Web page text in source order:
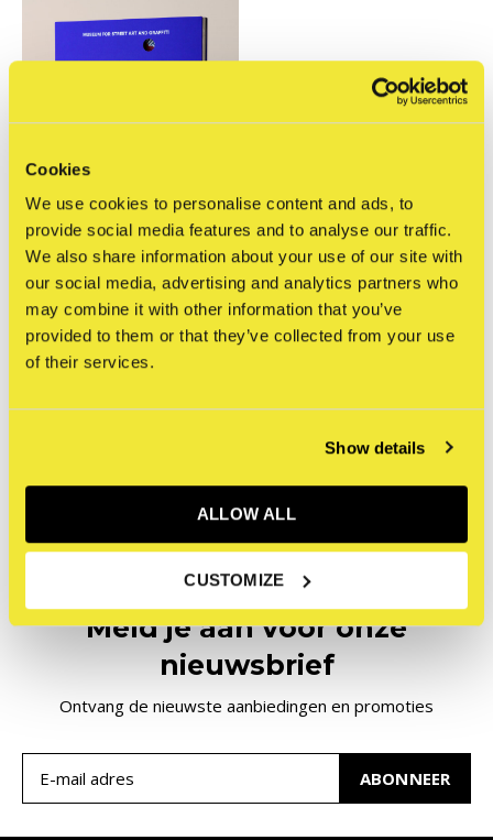
Cookies
We use cookies to personalise content and ads, to
provide social media features and to analyse our traffic.
We also share information about your use of our site with
our social media, advertising and analytics partners who
may combine it with other information that you’ve
provided to them or that they’ve collected from your use
of their services.
Show details
ALLOW ALL
CUSTOMIZE
STRAAT Museum
STRAAT Catalogus:
Museum for Street Art
and Graffiti (2024)
Incl. btw
Meld je aan voor onze
nieuwsbrief
Ontvang de nieuwste aanbiedingen en promoties
ABONNEER